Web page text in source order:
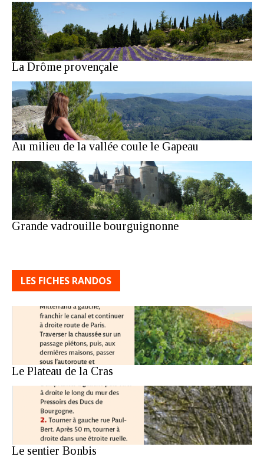
La Drôme provençale
Au milieu de la vallée coule le Gapeau
Grande vadrouille bourguignonne
LES FICHES RANDOS
Le Plateau de la Cras
Le sentier Bonbis